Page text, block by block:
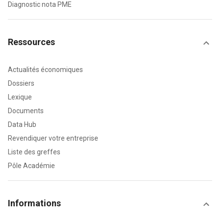
Diagnostic nota PME
Ressources
Actualités économiques
Dossiers
Lexique
Documents
Data Hub
Revendiquer votre entreprise
Liste des greffes
Pôle Académie
Informations